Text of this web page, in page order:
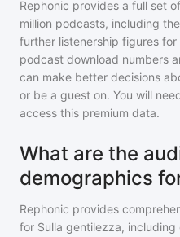
Rephonic provides a full set
million podcasts, including
further listenership figures for
podcast download numbers
can make better decisions
or be a guest on. You will
access this premium data.
What are the
demographics
Rephonic provides
for Sulla gentilezza, including